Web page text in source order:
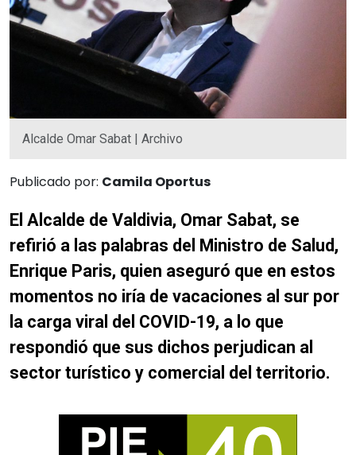
Alcalde Omar Sabat | Archivo
Publicado por: Camila Oportus
El Alcalde de Valdivia, Omar Sabat, se
refirió a las palabras del Ministro de Salud,
Enrique Paris, quien aseguró que en estos
momentos no iría de vacaciones al sur por
la carga viral del COVID-19, a lo que
respondió que sus dichos perjudican al
sector turístico y comercial del territorio.